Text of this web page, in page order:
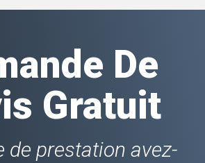
De
Gratuit
de prestation avez-